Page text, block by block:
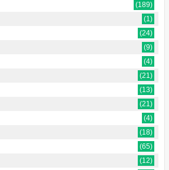
(189)
(1)
(24)
(9)
(4)
(21)
(13)
(21)
(4)
(18)
(65)
(12)